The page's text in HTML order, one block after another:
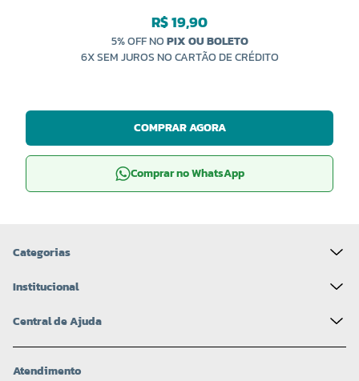
R$ 19,90
5% OFF NOPIX OU BOLETO
6X SEM JUROS NO CARTÃO DE CRÉDITO
COMPRAR AGORA
Comprar no WhatsApp
Categorias
Institucional
Central de Ajuda
Atendimento